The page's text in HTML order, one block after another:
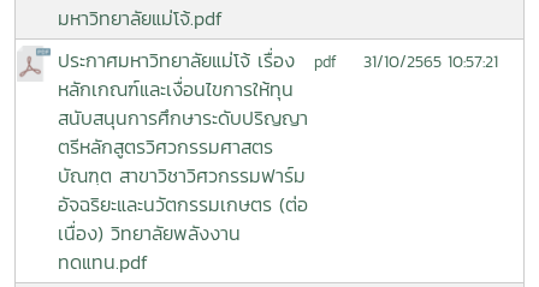
มหาวิทยาลัยแม่โจ้.pdf
ประกาศมหาวิทยาลัยแม่โจ้ เรื่อง
หลักเกณฑ์และเงื่อนไขการให้ทุน
สนับสนุนการศึกษาระดับปริญญา
ตรีหลักสูตรวิศวกรรมศาสตร
บัณฑฺต สาขาวิชาวิศวกรรมฟาร์ม
อัจฉริยะและนวัตกรรมเกษตร (ต่อ
เนื่อง) วิทยาลัยพลังงาน
ทดแทน.pdf
pdf 31/10/2565 10:57:21